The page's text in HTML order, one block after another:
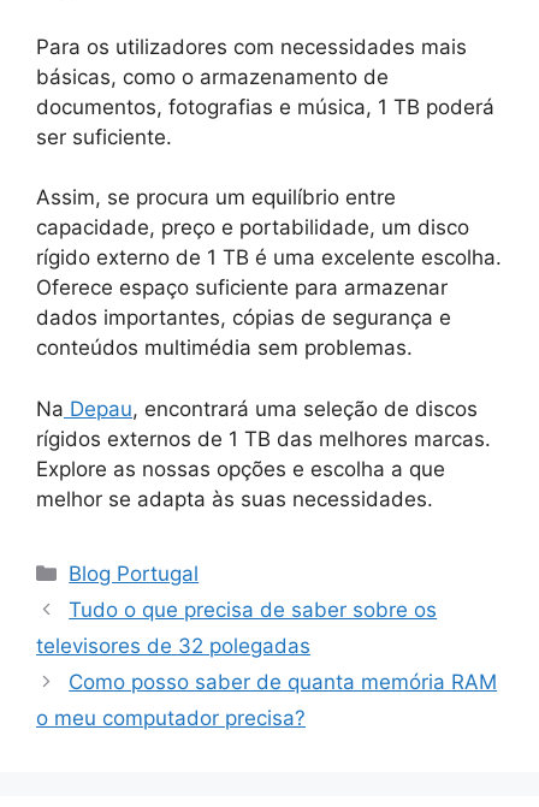
Para os utilizadores com necessidades mais
básicas, como o armazenamento de
documentos, fotografias e música, 1 TB poderá
ser suficiente.
Assim, se procura um equilíbrio entre
capacidade, preço e portabilidade, um disco
rígido externo de 1 TB é uma excelente escolha.
Oferece espaço suficiente para armazenar
dados importantes, cópias de segurança e
conteúdos multimédia sem problemas.
Na Depau, encontrará uma seleção de discos
rígidos externos de 1 TB das melhores marcas.
Explore as nossas opções e escolha a que
melhor se adapta às suas necessidades.
Blog Portugal
Tudo o que precisa de saber sobre os
televisores de 32 polegadas
Como posso saber de quanta memória RAM
o meu computador precisa?